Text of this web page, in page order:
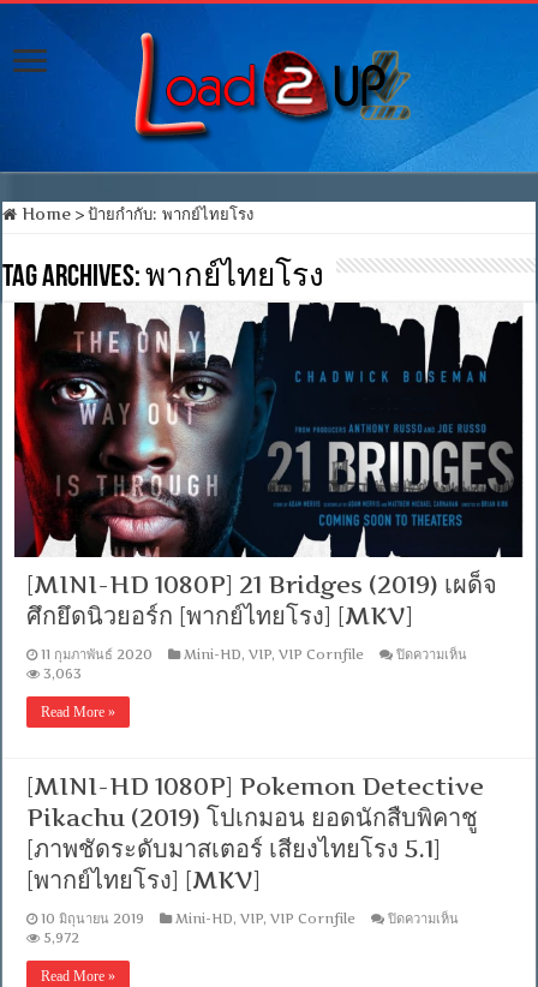
Home > ป้ายกำกับ:พากย์ไทยโรง
Tag Archives:พากย์ไทยโรง
[MINI-HD 1080P] 21 Bridges (2019) เผด็จ
ศึกยึดนิวยอร์ก [พากย์ไทยโรง] [MKV]
11 กุมภาพันธ์ 2020 Mini-HD,VIP,VIP Cornfile ปิดความเห็น
ศึก
ยึด
3,063
Read More »
[MINI-HD 1080P] Pokemon Detective
Pikachu (2019) โปเกมอน ยอดนักสืบพิคาชู
[ภาพชัดระดับมาสเตอร์ เสียงไทยโรง 5.1]
[พากย์ไทยโรง] [MKV]
10 มิถุนายน 2019 Mini-HD,VIP,VIP Cornfile ปิดความเห็น
5,972
Read More »